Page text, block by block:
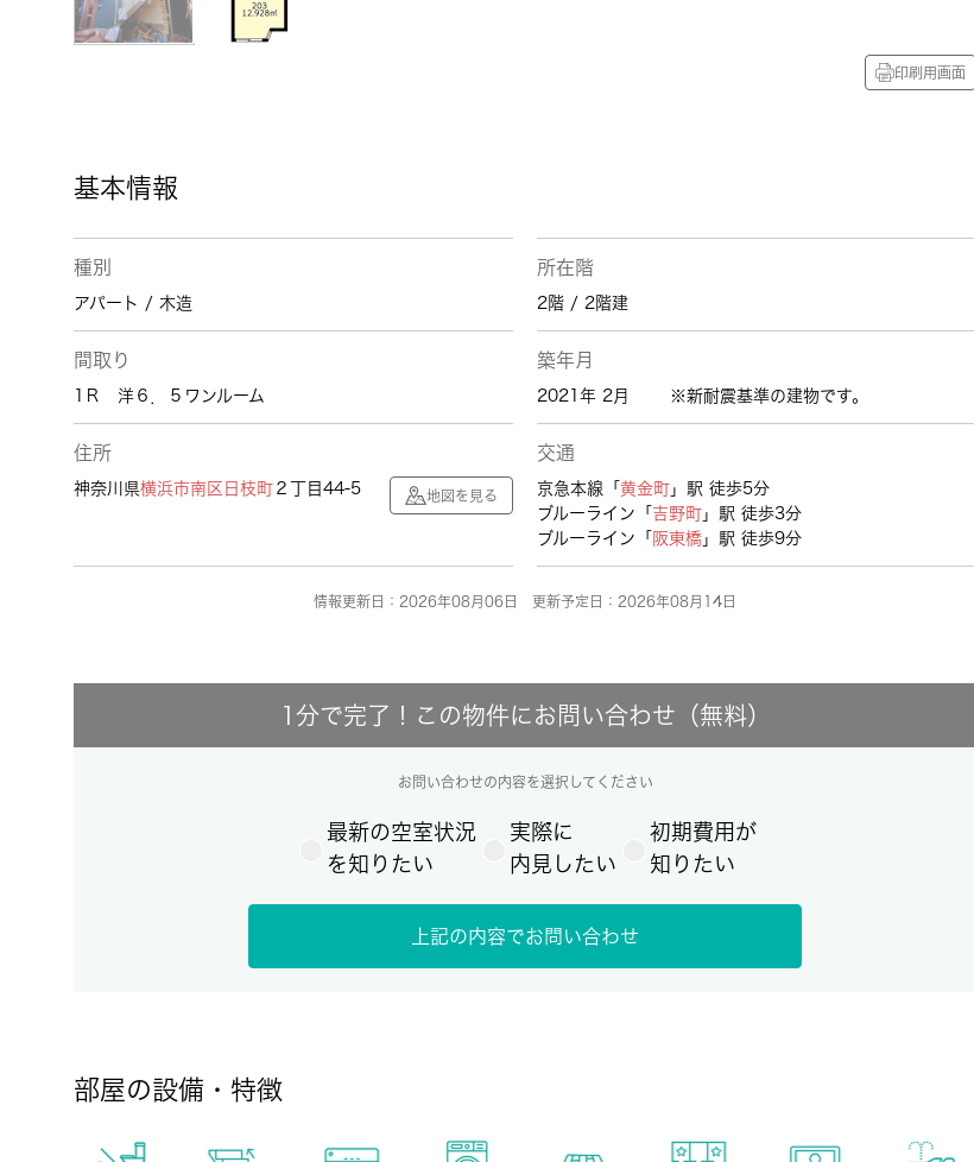
印刷用画面
基本情報
種別
アパート / 木造
所在階
2階 / 2階建
間取り
1Ｒ 洋６．５ワンルーム
築年月
2021年 2月 ※新耐震基準の建物です。
住所
神奈川県横浜市南区 日枝町 ２丁目44-5 地図を見る
交通
京急本線「 黄金町 」駅 徒歩5分
ブルーライン「 吉野町 」駅 徒歩3分
ブルーライン「 阪東橋 」駅 徒歩9分
情報更新日：2026年08月06日 更新予定日：2026年08月14日
1分で完了！この物件にお問い合わせ（無料）
お問い合わせの内容を選択してください
最新の空室状況
を知りたい
実際に
内見したい
初期費用が
知りたい
上記の内容でお問い合わせ
部屋の設備・特徴